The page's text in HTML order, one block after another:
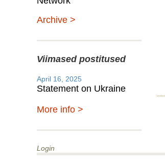
Archive >
Viimased postitused
April 16, 2025
Statement on Ukraine
More info >
Login